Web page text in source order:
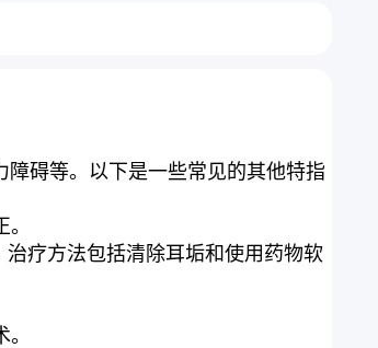
碍等。以下是一些常见的其他特指
疗方法包括清除耳垢和使用药物软